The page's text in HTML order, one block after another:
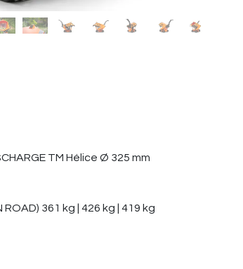
TM Hélice Ø 325 mm
ROAD) 361 kg | 426 kg | 419 kg